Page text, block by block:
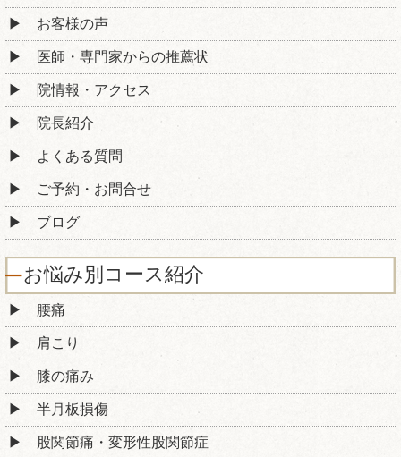
お客様の声
医師・専門家からの推薦状
院情報・アクセス
院長紹介
よくある質問
ご予約・お問合せ
ブログ
お悩み別コース紹介
腰痛
肩こり
膝の痛み
半月板損傷
股関節痛・変形性股関節症